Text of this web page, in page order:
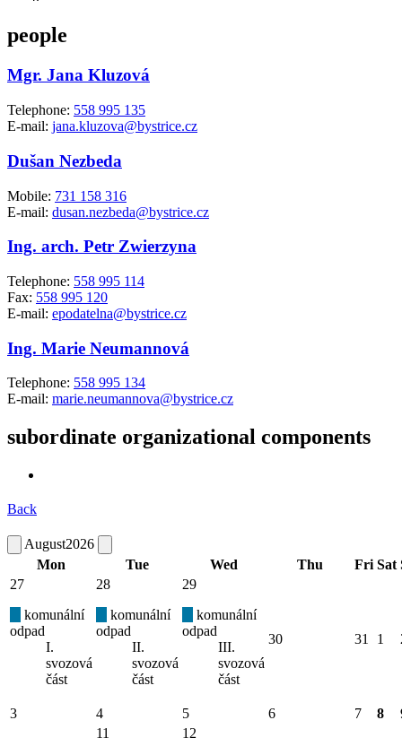
people
Mgr. Jana Kluzová
Telephone: 558 995 135
E-mail: jana.kluzova@bystrice.cz
Dušan Nezbeda
Mobile: 731 158 316
E-mail: dusan.nezbeda@bystrice.cz
Ing. arch. Petr Zwierzyna
Telephone: 558 995 114
Fax: 558 995 120
E-mail: epodatelna@bystrice.cz
Ing. Marie Neumannová
Telephone: 558 995 134
E-mail: marie.neumannova@bystrice.cz
subordinate organizational components
Back
August2026
Mon
Tue Wed Thu Fri Sat
27
komunální
odpad
I.
svozová
část
28
komunální
odpad
II.
svozová
část
29
komunální
odpad
III.
svozová
část
30 31 1
3 4 5 6 7 8
11
12